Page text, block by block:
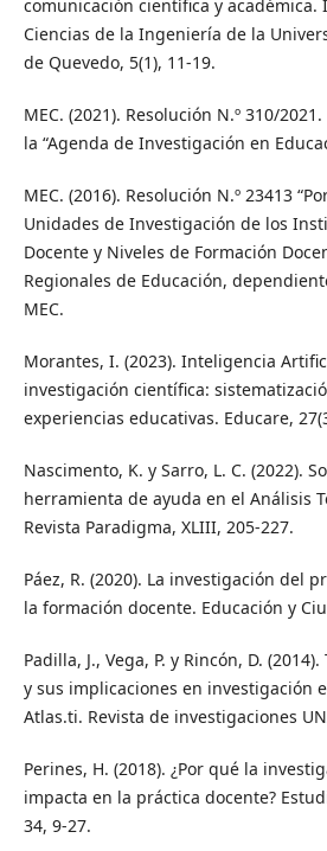
comunicación científica y académica.
Ciencias de la Ingeniería de la
de Quevedo, 5(1), 11-19.
MEC. (2021). Resolución N.º 310/
la “Agenda de Investigación en
MEC. (2016). Resolución N.º 23413
Unidades de Investigación de los
Docente y Niveles de Formación
Regionales de Educación,
MEC.
Morantes, I. (2023). Inteligencia
investigación científica:
experiencias educativas. Educare,
Nascimento, K. y Sarro, L. C. (2022).
herramienta de ayuda en el Análisis
Revista Paradigma, XLIII, 205-227.
Páez, R. (2020). La investigación del
la formación docente. Educación y
Padilla, J., Vega, P. y Rincón, D.
y sus implicaciones en investigación
Atlas.ti. Revista de investigaciones
Perines, H. (2018). ¿Por qué la
impacta en la práctica docente?
34, 9-27.